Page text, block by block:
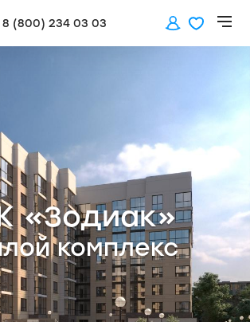
8 (800) 234 03 03
«Зодиак»
комплекс